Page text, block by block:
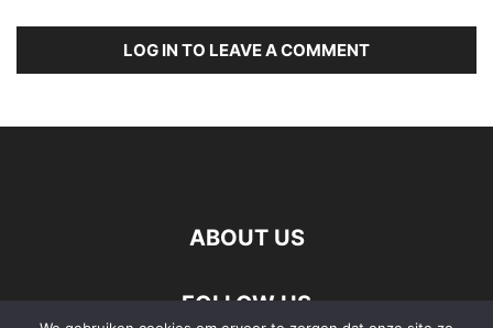
LOG IN TO LEAVE A COMMENT
ABOUT US
FOLLOW US